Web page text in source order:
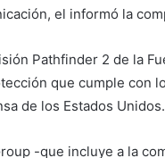
el informó la
Pathfinder 2 de la
que cumple con
de los Estados Unidos.
-que incluye a la